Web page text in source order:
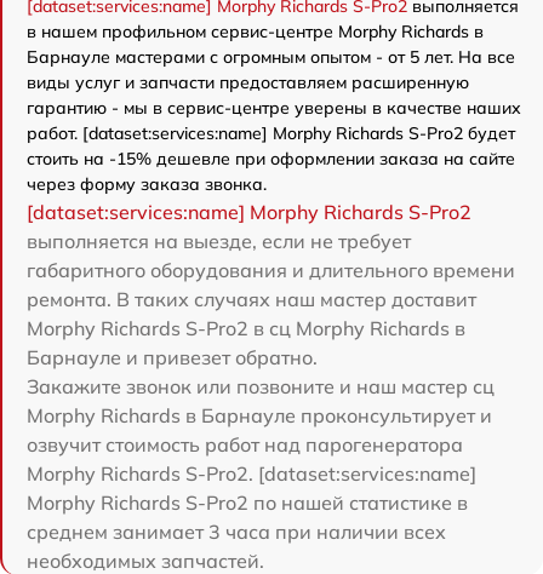
[dataset:services:name] Morphy Richards S-Pro2 выполняется
в нашем профильном сервис-центре Morphy Richards в
Барнауле мастерами с огромным опытом - от 5 лет. На все
виды услуг и запчасти предоставляем расширенную
гарантию - мы в сервис-центре уверены в качестве наших
работ. [dataset:services:name] Morphy Richards S-Pro2 будет
стоить на -15% дешевле при оформлении заказа на сайте
через форму заказа звонка.
[dataset:services:name] Morphy Richards S-Pro2
выполняется на выезде, если не требует
габаритного оборудования и длительного времени
ремонта. В таких случаях наш мастер доставит
Morphy Richards S-Pro2 в сц Morphy Richards в
Барнауле и привезет обратно.
Закажите звонок или позвоните и наш мастер сц
Morphy Richards в Барнауле проконсультирует и
озвучит стоимость работ над парогенератора
Morphy Richards S-Pro2. [dataset:services:name]
Morphy Richards S-Pro2 по нашей статистике в
среднем занимает 3 часа при наличии всех
необходимых запчастей.